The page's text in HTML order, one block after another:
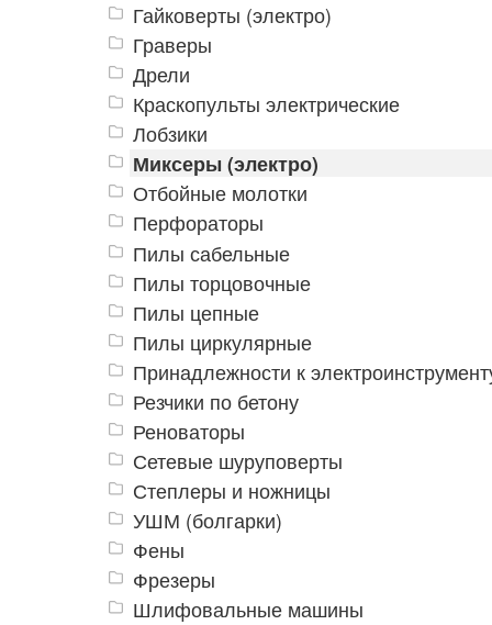
Гайковерты (электро)
Граверы
Дрели
Краскопульты электрические
Лобзики
Миксеры (электро)
Отбойные молотки
Перфораторы
Пилы сабельные
Пилы торцовочные
Пилы цепные
Пилы циркулярные
Принадлежности к
Резчики по бетону
Реноваторы
Сетевые шуруповерты
Степлеры и ножницы
УШМ (болгарки)
Фены
Фрезеры
Шлифовальные машины